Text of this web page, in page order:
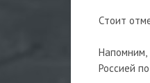
Стоит
Россией